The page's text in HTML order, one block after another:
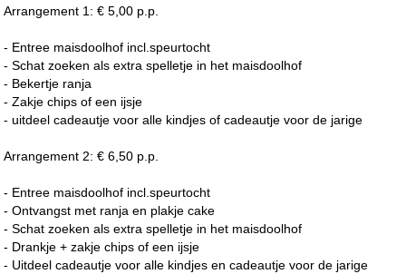
Arrangement 1: € 5,00 p.p.
- Entree maisdoolhof incl.speurtocht
- Schat zoeken als extra spelletje in het maisdoolhof
- Bekertje ranja
- Zakje chips of een ijsje
- uitdeel cadeautje voor alle kindjes of cadeautje voor de jarige
Arrangement 2: € 6,50 p.p.
- Entree maisdoolhof incl.speurtocht
- Ontvangst met ranja en plakje cake
- Schat zoeken als extra spelletje in het maisdoolhof
- Drankje + zakje chips of een ijsje
- Uitdeel cadeautje voor alle kindjes en cadeautje voor de jarige